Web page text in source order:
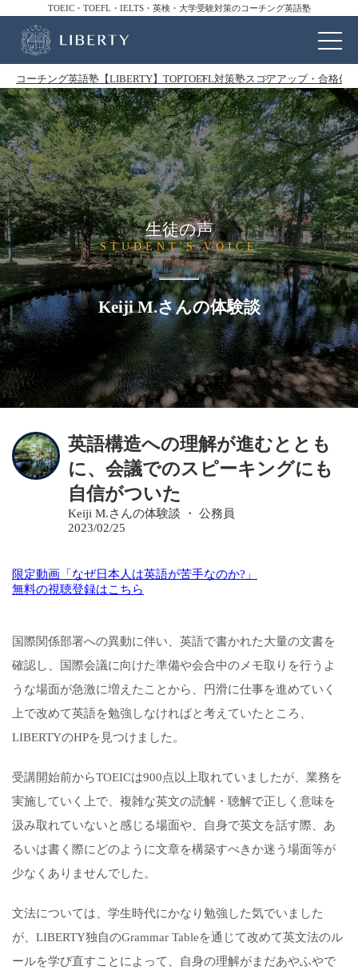
TOEIC・TOEFL・IELTS・英検・大学受験対策のコーチング英語塾
コーチング英語塾【LIBERTY】TOPTOEFL対策塾スコアアップ・合格体
生徒の声
STUDENT'S VOICE
Keiji M.さんの体験談
英語構造への理解が進むととも
に、会議でのスピーキングにも
自信がついた
Keiji M.さんの体験談 ・ 公務員
2023/02/25
限定動画「なぜ日本人は英語が苦手なのか?」
無料の視聴登録はこちら
国際関係部署への異動に伴い、英語で書かれた大量の文書を
確認し、国際会議に向けた準備や会合中のメモ取りを行うよ
うな場面が急激に増えたことから、円滑に仕事を進めていく
上で改めて英語を勉強しなければと考えていたところ、
LIBERTYのHPを見つけました。
受講開始前からTOEICは900点以上取れていましたが、業務を
実施していく上で、複雑な英文の読解・聴解で正しく意味を
汲み取れていないと感じる場面や、自身で英文を話す際、あ
るいは書く際にどのように文章を構築すべきか迷う場面等が
少なくありませんでした。
文法については、学生時代にかなり勉強した気でいました
が、LIBERTY独自のGrammar Tableを通じて改めて英文法のル
ールを学び直すことによって、自身の理解がまだあやふやで